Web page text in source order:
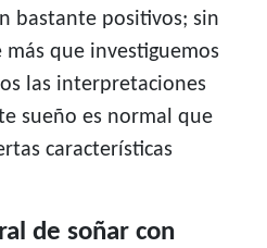
bastante positivos; sin
que investiguemos
las interpretaciones
sueño es normal que
características
de soñar con